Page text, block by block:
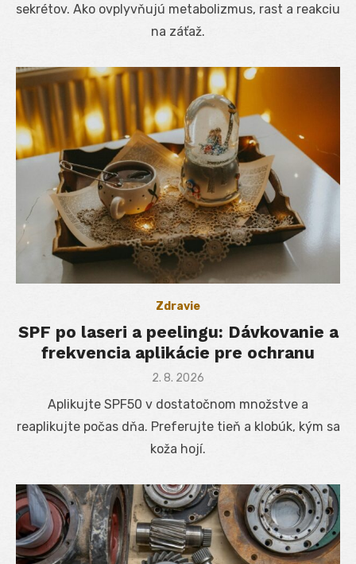
sekrétov. Ako ovplyvňujú metabolizmus, rast a reakciu
na záťaž.
Zdravie
SPF po laseri a peelingu: Dávkovanie a
frekvencia aplikácie pre ochranu
Posted
2. 8. 2026
Aplikujte SPF50 v dostatočnom množstve a
reaplikujte počas dňa. Preferujte tieň a klobúk, kým sa
koža hojí.